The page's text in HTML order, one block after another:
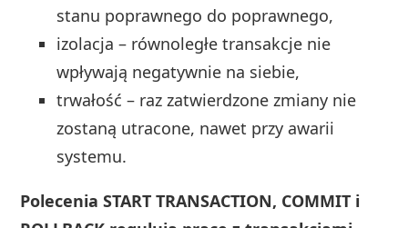
stanu poprawnego do poprawnego,
izolacja – równoległe transakcje nie
wpływają negatywnie na siebie,
trwałość – raz zatwierdzone zmiany nie
zostaną utracone, nawet przy awarii
systemu.
Polecenia START TRANSACTION, COMMIT i